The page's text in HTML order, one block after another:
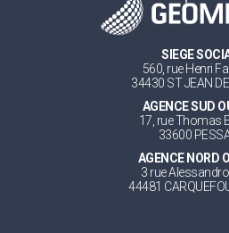
SIEGE
560, rue Henri
34430 ST JEAN
AGENCE SUD
17, rue Thomas
33600
AGENCE NORD
3 rue
44481